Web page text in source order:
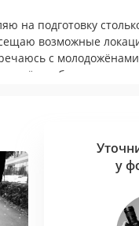
на подготовку
возможные
с
всё, чтобы этот день
у